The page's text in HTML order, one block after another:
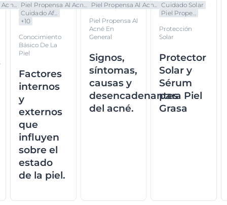
Piel Propensa Al Acn...
Cuidado Af...
+10
Conocimiento
Básico De La
Piel
Factores
internos
y
externos
que
influyen
sobre el
estado
de la piel.
Piel Propensa Al Acn...
Piel Propensa Al
Acné En
General
Signos,
síntomas,
causas y
desencadenantes
del acné.
Cuidado Solar
Piel Prope...
Protección
Solar
Protector
Solar y
Sérum
para Piel
Grasa